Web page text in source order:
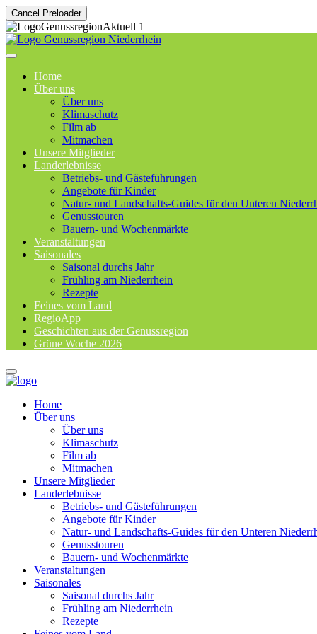
Cancel Preloader
Home
Über uns
Über uns
Klimaschutz
Film ab
Mitmachen
Unsere Mitglieder
Landerlebnisse
Betriebs- und Gästeführungen
Angebote für Kinder
Natur- und Landschafts-Guides für den Unteren
Genusstouren
Bauern- und Wochenmärkte
Veranstaltungen
Saisonales
Saisonal durchs Jahr
Frühling am Niederrhein
Rezepte
Feines vom Land
RegioApp
Geschichten aus der Genussregion
Grüne Woche 2026
Home
Über uns
Über uns
Klimaschutz
Film ab
Mitmachen
Unsere Mitglieder
Landerlebnisse
Betriebs- und Gästeführungen
Angebote für Kinder
Natur- und Landschafts-Guides für den Unteren
Genusstouren
Bauern- und Wochenmärkte
Veranstaltungen
Saisonales
Saisonal durchs Jahr
Frühling am Niederrhein
Rezepte